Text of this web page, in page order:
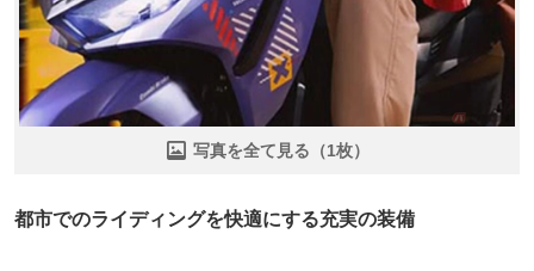
写真を全て見る（1枚）
都市でのライディングを快適にする充実の装備